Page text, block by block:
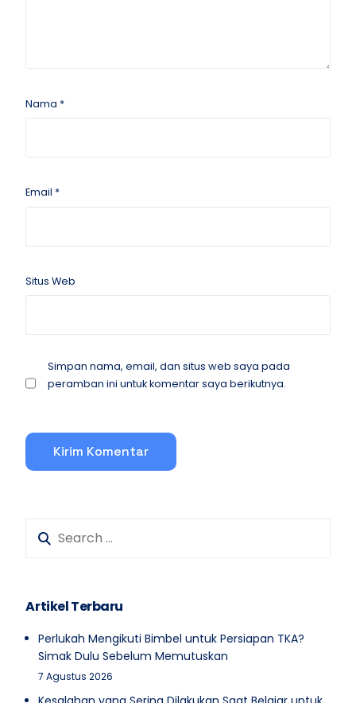
Nama *
Email *
Situs Web
Simpan nama, email, dan situs web saya pada
peramban ini untuk komentar saya berikutnya.
Artikel Terbaru
Perlukah Mengikuti Bimbel untuk Persiapan TKA?
Simak Dulu Sebelum Memutuskan
7 Agustus 2026